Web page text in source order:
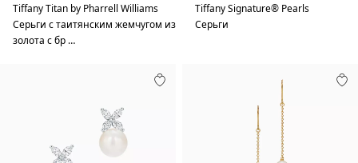
Tiffany Titan by Pharrell Williams
Серьги с таитянским жемчугом из
золота с бр …
Tiffany Signature® Pearls
Серьги